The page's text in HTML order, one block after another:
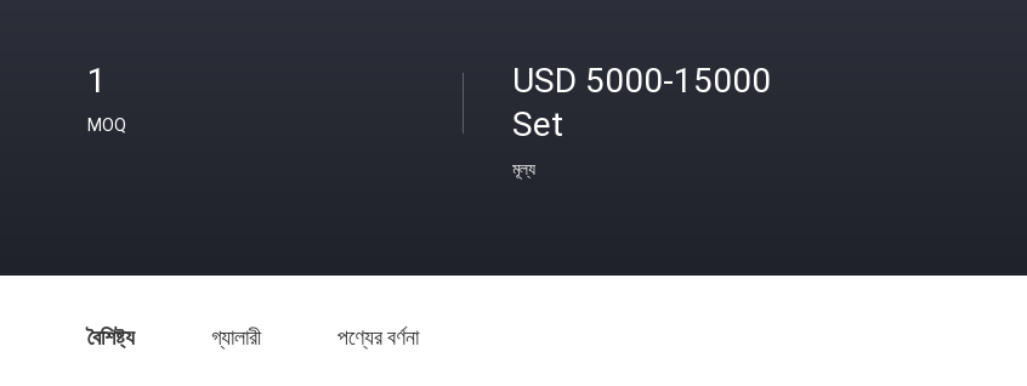
1
MOQ
USD 5000-15000
Set
মূল্য
বৈশিষ্ট্য গ্যালারী পণ্যের বর্ণনা